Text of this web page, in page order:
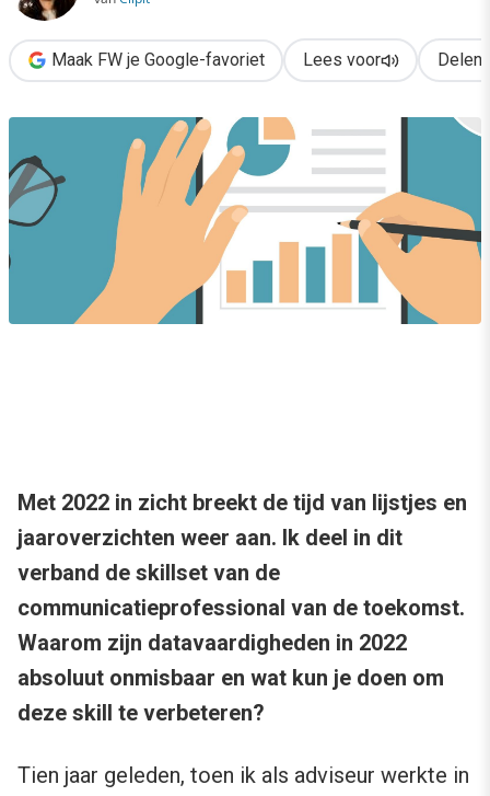
Maak FW je Google-favoriet Lees voor Delen
Met 2022 in zicht breekt de tijd van lijstjes en
jaaroverzichten weer aan. Ik deel in dit
verband de skillset van de
communicatieprofessional van de toekomst.
Waarom zijn datavaardigheden in 2022
absoluut onmisbaar en wat kun je doen om
deze skill te verbeteren?
Tien jaar geleden, toen ik als adviseur werkte in